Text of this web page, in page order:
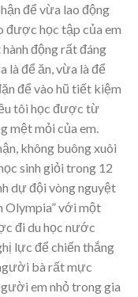
để vừa lao động
được học tập của em
động rất đáng
là để ăn, vừa là để
để vào hũ tiết kiệm
tôi học được từ
mệt mỏi của em.
không buông xuôi
sinh giỏi trong 12
dự đội vòng nguyệt
Olympia” với một
đi du học nước
lực để chiến thắng
bà rất mực
em nhỏ trong gia